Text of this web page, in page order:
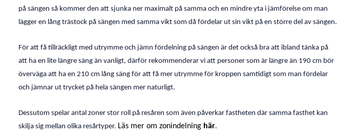
på sängen så kommer den att sjunka ner maximalt på samma och en mindre yta i jämförelse om man
lägger en lång trästock på sängen med samma vikt som då fördelar ut sin vikt på en större del av sängen.
För att få tillräckligt med utrymme och jämn fördelning på sängen är det också bra att ibland tänka på
att ha en lite längre säng än vanligt, därför rekommenderar vi att personer som är längre än 190 cm bör
överväga att ha en 210 cm lång säng för att få mer utrymme för kroppen samtidigt som man fördelar
och jämnar ut trycket på hela sängen mer naturligt.
Dessutom spelar antal zoner stor roll på resåren som även påverkar fastheten där samma fasthet kan
skilja sig mellan olika resårtyper. Läs mer om zonindelning här.